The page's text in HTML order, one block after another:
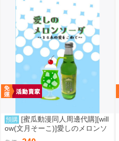
預購 [蜜瓜動漫同人周邊代購][will
ow(文月そーこ)]愛しのメロンソ
ーダ～34本の愛をこめて～(同人